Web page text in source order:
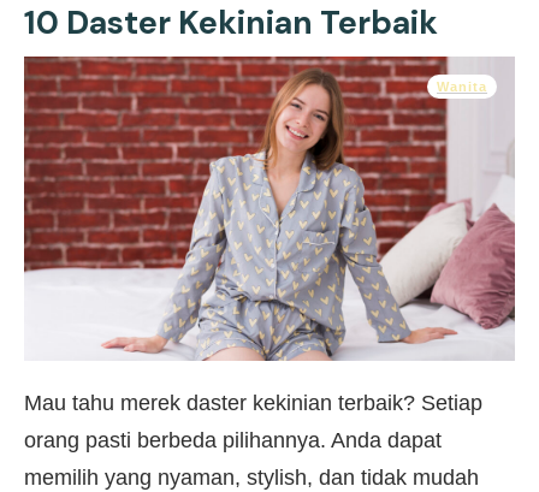
10 Daster Kekinian Terbaik
Wanita
Mau tahu merek daster kekinian terbaik? Setiap
orang pasti berbeda pilihannya. Anda dapat
memilih yang nyaman, stylish, dan tidak mudah